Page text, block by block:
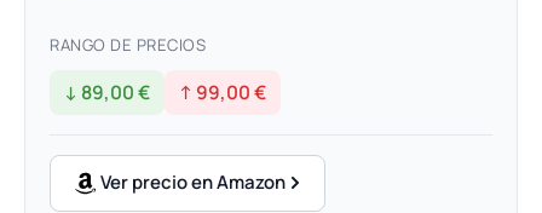
RANGO DE PRECIOS
↓ 89,00 € ↑ 99,00 €
Ver precio en Amazon